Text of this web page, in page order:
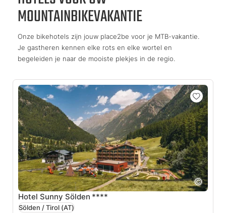
MOUNTAINBIKEVAKANTIE
Onze bikehotels zijn jouw place2be voor je MTB-vakantie.
Je gastheren kennen elke rots en elke wortel en
begeleiden je naar de mooiste plekjes in de regio.
Hotel Sunny Sölden ****
Sölden / Tirol (AT)